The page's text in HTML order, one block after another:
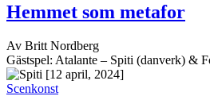
Hemmet som metafor
Av Britt Nordberg
Gästspel: Atalante – Spiti (danverk) &
[12 april, 2024]
Scenkonst